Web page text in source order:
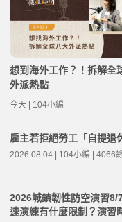
想到海外工作？！拆解全
外派熱點
今天 | 104小編
雇主若拒絕勞工「自提退
2026.08.04 | 104小編 | 4066
2026城鎮韌性防空演習
速演練有什麼限制？演習